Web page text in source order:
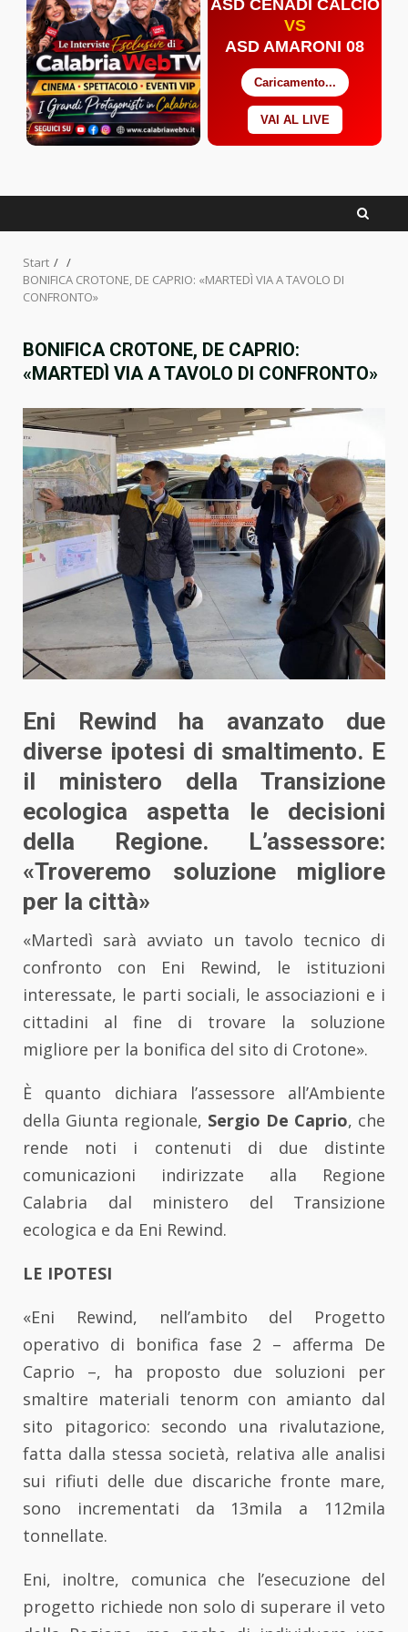
ASD CENADI CALCIO
VS
ASD AMARONI 08
Caricamento...
VAI AL LIVE
Start
BONIFICA CROTONE, DE CAPRIO: «MARTEDÌ VIA A TAVOLO DI
CONFRONTO»
BONIFICA CROTONE, DE CAPRIO:
«MARTEDÌ VIA A TAVOLO DI CONFRONTO»
Eni Rewind ha avanzato due
diverse ipotesi di smaltimento. E
il ministero della Transizione
ecologica aspetta le decisioni
della Regione. L’assessore:
«Troveremo soluzione migliore
per la città»
«Martedì sarà avviato un tavolo tecnico di
confronto con Eni Rewind, le istituzioni
interessate, le parti sociali, le associazioni e i
cittadini al fine di trovare la soluzione
migliore per la bonifica del sito di Crotone».
È quanto dichiara l’assessore all’Ambiente
della Giunta regionale, Sergio De Caprio, che
rende noti i contenuti di due distinte
comunicazioni indirizzate alla Regione
Calabria dal ministero del Transizione
ecologica e da Eni Rewind.
LE IPOTESI
«Eni Rewind, nell’ambito del Progetto
operativo di bonifica fase 2 – afferma De
Caprio –, ha proposto due soluzioni per
smaltire materiali tenorm con amianto dal
sito pitagorico: secondo una rivalutazione,
fatta dalla stessa società, relativa alle analisi
sui rifiuti delle due discariche fronte mare,
sono incrementati da 13mila a 112mila
tonnellate.
Eni, inoltre, comunica che l’esecuzione del
progetto richiede non solo di superare il veto